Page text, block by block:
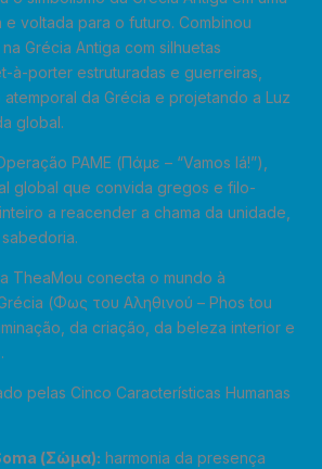
e voltada para o futuro. Combinou
Grécia Antiga com silhuetas
à-porter estruturadas e guerreiras,
da Grécia e projetando a Luz
global.
PAME (Πάμε – “Vamos lá!”),
global que convida gregos e filo-
a reacender a chama da unidade,
TheaMou conecta o mundo à
(Φως του Αληθινού – Phos tou
da criação, da beleza interior e
pelas Cinco Características Humanas
(Σώμα): harmonia da presença